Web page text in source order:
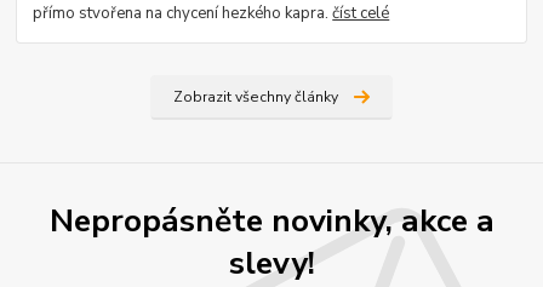
přímo stvořena na chycení hezkého kapra.číst celé
Zobrazit všechny články
Nepropásněte novinky, akce a
slevy!